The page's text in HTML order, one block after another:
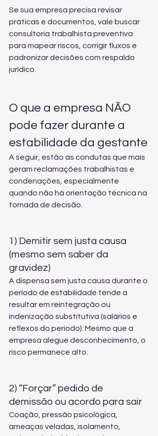
Se sua empresa precisa revisar
práticas e documentos, vale buscar
consultoria trabalhista preventiva
para mapear riscos, corrigir fluxos e
padronizar decisões com respaldo
jurídico.
O que a empresa NÃO
pode fazer durante a
estabilidade da gestante
A seguir, estão as condutas que mais
geram reclamações trabalhistas e
condenações, especialmente
quando não há orientação técnica na
tomada de decisão.
1) Demitir sem justa causa
(mesmo sem saber da
gravidez)
A dispensa sem justa causa durante o
período de estabilidade tende a
resultar em reintegração ou
indenização substitutiva (salários e
reflexos do período). Mesmo que a
empresa alegue desconhecimento, o
risco permanece alto.
2) “Forçar” pedido de
demissão ou acordo para sair
Coação, pressão psicológica,
ameaças veladas, isolamento,